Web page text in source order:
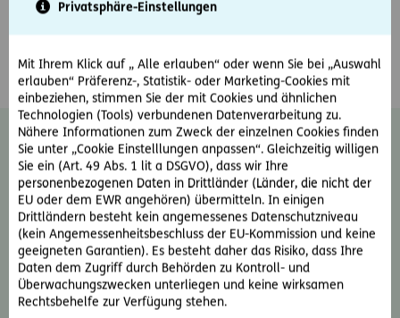
Privatsphäre-Einstellungen
Mit Ihrem Klick auf „ Alle erlauben“ oder wenn Sie bei „Auswahl
erlauben“ Präferenz-, Statistik- oder Marketing-Cookies mit
einbeziehen, stimmen Sie der mit Cookies und ähnlichen
Technologien (Tools) verbundenen Datenverarbeitung zu.
Nähere Informationen zum Zweck der einzelnen Cookies finden
Sie unter „Cookie Einstelllungen anpassen“. Gleichzeitig willigen
Sie ein (Art. 49 Abs. 1 lit a DSGVO), dass wir Ihre
personenbezogenen Daten in Drittländer (Länder, die nicht der
EU oder dem EWR angehören) übermitteln. In einigen
Drittländern besteht kein angemessenes Datenschutzniveau
(kein Angemessenheitsbeschluss der EU-Kommission und keine
geeigneten Garantien). Es besteht daher das Risiko, dass Ihre
Daten dem Zugriff durch Behörden zu Kontroll- und
Überwachungszwecken unterliegen und keine wirksamen
Rechtsbehelfe zur Verfügung stehen.
Ja, ich möchte den E-Mail-Newsletter der ERGO Versicherung
AG erhalten und damit über Produkte und Aktionen des
Unternehmens informiert werden.
Diese Einwilligung kann jederzeit ohne
Angabe von Gründen durch Schreiben an
news@ergo-versicherung.atwiderrufen
werden. Der Widerruf wirkt für zukünftige
Kontakte. Weiter Informationen zum
Thema Datenschutz und zu Ihren Rechten
als Betroffene finden Sie im
Datenschutzinformationsblatt oder auf der
ERGO Website unter: